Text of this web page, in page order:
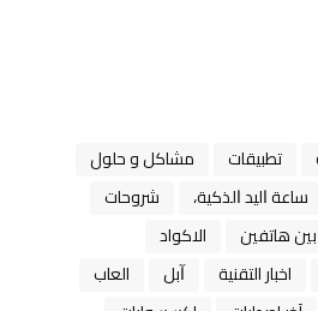
تطبيقات
مشاكل و حلول
ﺳﺎﻋﺔ ﺍﻟﻴﺪ ﺍﻟﺬﻛﻴﺔ،
شروحات
هاتفين
الاكواد
اخبار التقنية ﺁﺑﻞ
العاب